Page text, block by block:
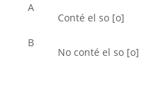
A
Conté el so [o]
B
No conté el so [o]